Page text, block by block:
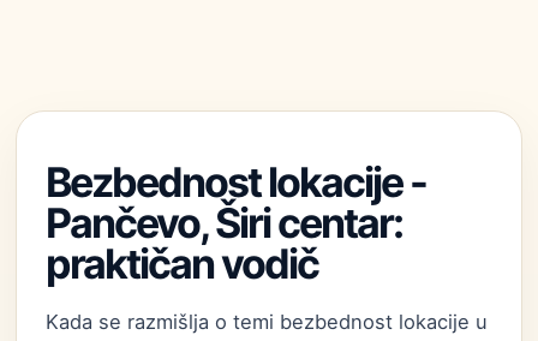
Bezbednost lokacije -
Pančevo, Širi centar:
praktičan vodič
Kada se razmišlja o temi bezbednost lokacije u